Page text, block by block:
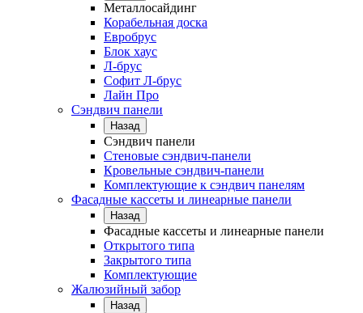
Металлосайдинг
Корабельная доска
Евробрус
Блок хаус
Л-брус
Софит Л-брус
Лайн Про
Сэндвич панели
Назад
Сэндвич панели
Стеновые сэндвич-панели
Кровельные сэндвич-панели
Комплектующие к сэндвич панелям
Фасадные кассеты и линеарные панели
Назад
Фасадные кассеты и линеарные панели
Открытого типа
Закрытого типа
Комплектующие
Жалюзийный забор
Назад